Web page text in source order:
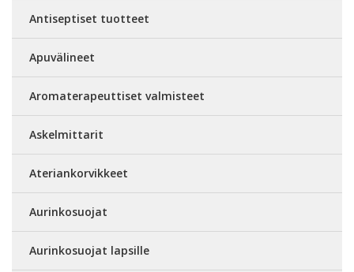
Antiseptiset tuotteet
Apuvälineet
Aromaterapeuttiset valmisteet
Askelmittarit
Ateriankorvikkeet
Aurinkosuojat
Aurinkosuojat lapsille